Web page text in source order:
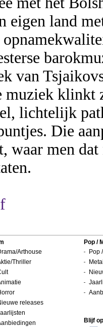
eigen land
van
klinkt
lichtelijk
Die
waar men
Arthouse
Thriller
releases
Pop /
Pop
Blijf